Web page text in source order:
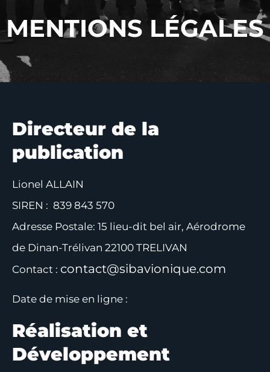
MENTIONS LÉGALES
Directeur de la
publication
Lionel ALLAIN
SIREN : 839 843 570
Adresse Postale: 15 lieu-dit bel air, Aérodrome
de Dinan-Trélivan 22100 TRELIVAN
Contact : contact@sibavionique.com
Date de mise en ligne :
Réalisation et
Développement